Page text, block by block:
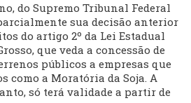
do Supremo Tribunal Federal
sua decisão anterior
do artigo 2º da Lei Estadual
que veda a concessão de
públicos a empresas que
como a Moratória da Soja. A
só terá validade a partir de